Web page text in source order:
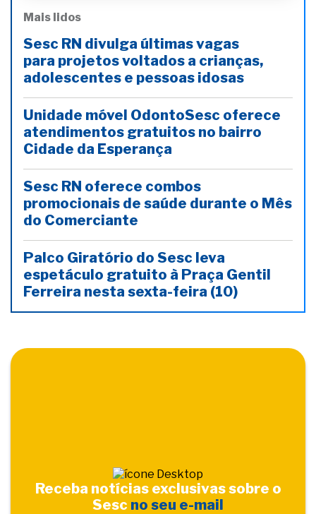
Mais lidos
Sesc RN divulga últimas vagas
para projetos voltados a crianças,
adolescentes e pessoas idosas
Unidade móvel OdontoSesc oferece
atendimentos gratuitos no bairro
Cidade da Esperança
Sesc RN oferece combos
promocionais de saúde durante o Mês
do Comerciante
Palco Giratório do Sesc leva
espetáculo gratuito à Praça Gentil
Ferreira nesta sexta-feira (10)
Receba notícias exclusivas sobre o
Sesc no seu e-mail